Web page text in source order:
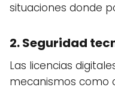
situaciones donde
2. Seguridad
Las licencias
mecanismos como